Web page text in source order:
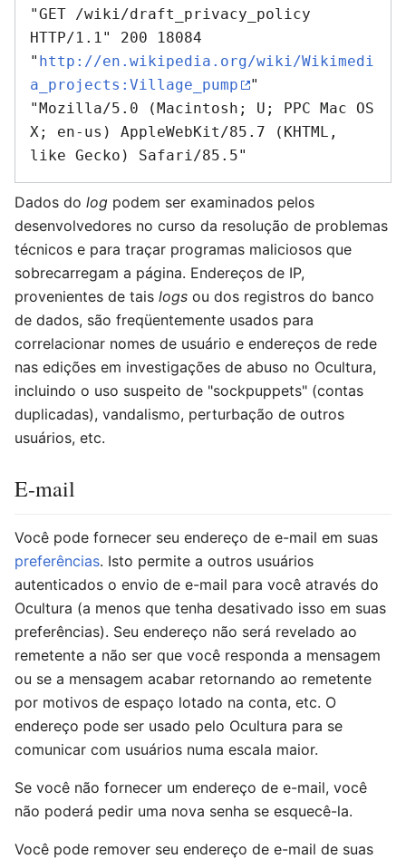
"GET /wiki/draft_privacy_policy
HTTP/1.1" 200 18084
" http://en.wikipedia.org/wiki/Wikimedi
a_projects:Village_pump
"
"Mozilla/5.0 (Macintosh; U; PPC Mac OS
X; en-us) AppleWebKit/85.7 (KHTML,
Dados do log podem ser examinados pelos
desenvolvedores no curso da resolução de problemas
técnicos e para traçar programas maliciosos que
sobrecarregam a página. Endereços de IP,
provenientes de tais logs ou dos registros do banco
de dados, são freqüentemente usados para
correlacionar nomes de usuário e endereços de rede
nas edições em investigações de abuso no Ocultura,
incluindo o uso suspeito de "sockpuppets" (contas
duplicadas), vandalismo, perturbação de outros
usuários, etc.
E-mail
Você pode fornecer seu endereço de e-mail em suas
preferências. Isto permite a outros usuários
autenticados o envio de e-mail para você através do
Ocultura (a menos que tenha desativado isso em suas
preferências). Seu endereço não será revelado ao
remetente a não ser que você responda a mensagem
ou se a mensagem acabar retornando ao remetente
por motivos de espaço lotado na conta, etc. O
endereço pode ser usado pelo Ocultura para se
comunicar com usuários numa escala maior.
Se você não fornecer um endereço de e-mail, você
não poderá pedir uma nova senha se esquecê-la.
Você pode remover seu endereço de e-mail de suas